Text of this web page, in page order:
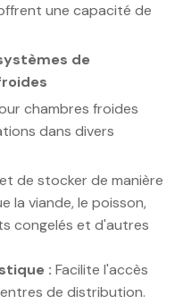
une capacité de
de
chambres froides
dans divers
de stocker de manière
la viande, le poisson,
congelés et d'autres
: Facilite l'accès
de distribution.